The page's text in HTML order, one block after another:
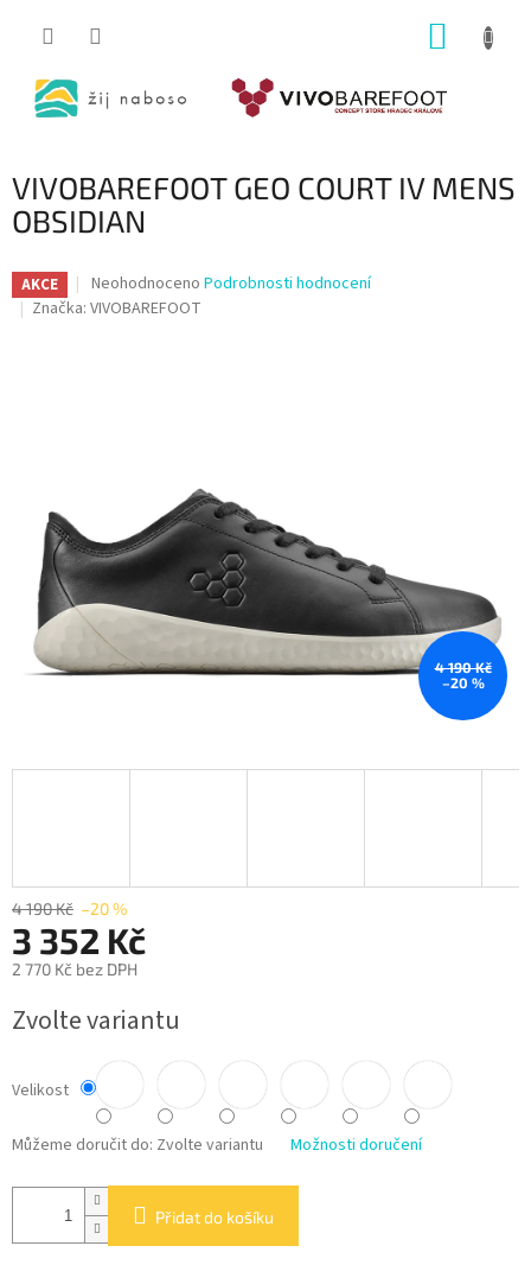
VIVOBAREFOOT GEO COURT IV MENS
OBSIDIAN
AKCE
Průměrné
hodnocení
Neohodnoceno Podrobnosti hodnocení
Značka: VIVOBAREFOOT
4 190 Kč
–20 %
4 190 Kč –20 %
3 352 Kč
2 770 Kč bez DPH
cena:
Zvolte variantu
Velikost
Můžeme doručit do: Zvolte variantu Možnosti doručení
Přidat do košíku